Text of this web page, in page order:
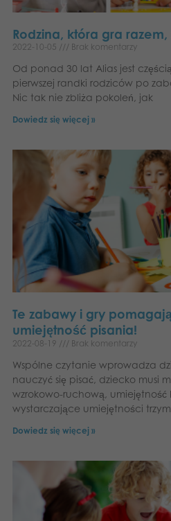
Rodzina, która gra
2022-10-05 Brak komentarzy
Od ponad 30 lat Alias jest
pierwszej randki rodziców po
Nic tak nie zbliża pokoleń, jak
Dowiedz się więcej »
Te zabawy i gry
umiejętność pisania!
2022-08-19 Brak komentarzy
Wspólne czytanie wprowadza
nauczyć się pisać, dziecko musi
wzrokowo-ruchową, umiejętność
wystarczające umiejętności
Dowiedz się więcej »